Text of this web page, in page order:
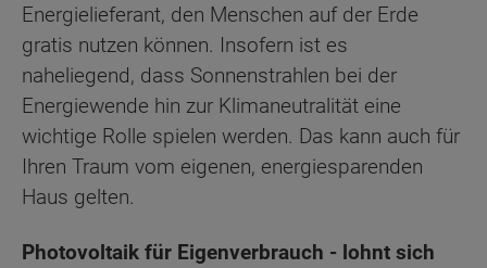
Energielieferant, den Menschen auf der Erde
gratis nutzen können. Insofern ist es
naheliegend, dass Sonnenstrahlen bei der
Energiewende hin zur Klimaneutralität eine
wichtige Rolle spielen werden. Das kann auch für
Ihren Traum vom eigenen, energiesparenden
Haus gelten.
Photovoltaik für Eigenverbrauch - lohnt sich